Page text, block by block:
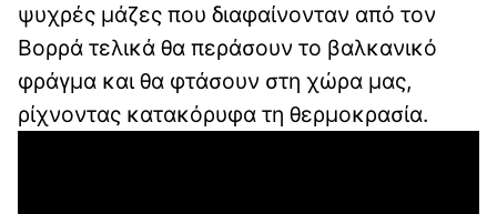
ψυχρές μάζες που διαφαίνονταν από τον
Βορρά τελικά θα περάσουν το βαλκανικό
φράγμα και θα φτάσουν στη χώρα μας,
ρίχνοντας κατακόρυφα τη θερμοκρασία.